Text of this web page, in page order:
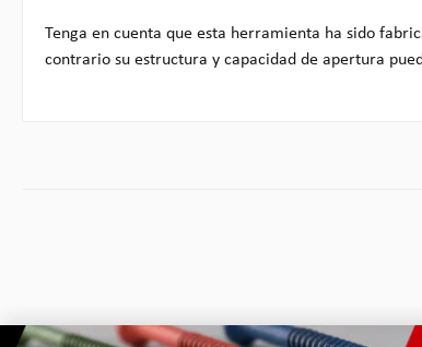
Tenga en cuenta que esta herramienta ha sido
contrario su estructura y capacidad de apertura